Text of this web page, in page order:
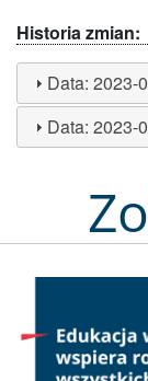
Historia zmian:
Data:2023-
Data:2023-